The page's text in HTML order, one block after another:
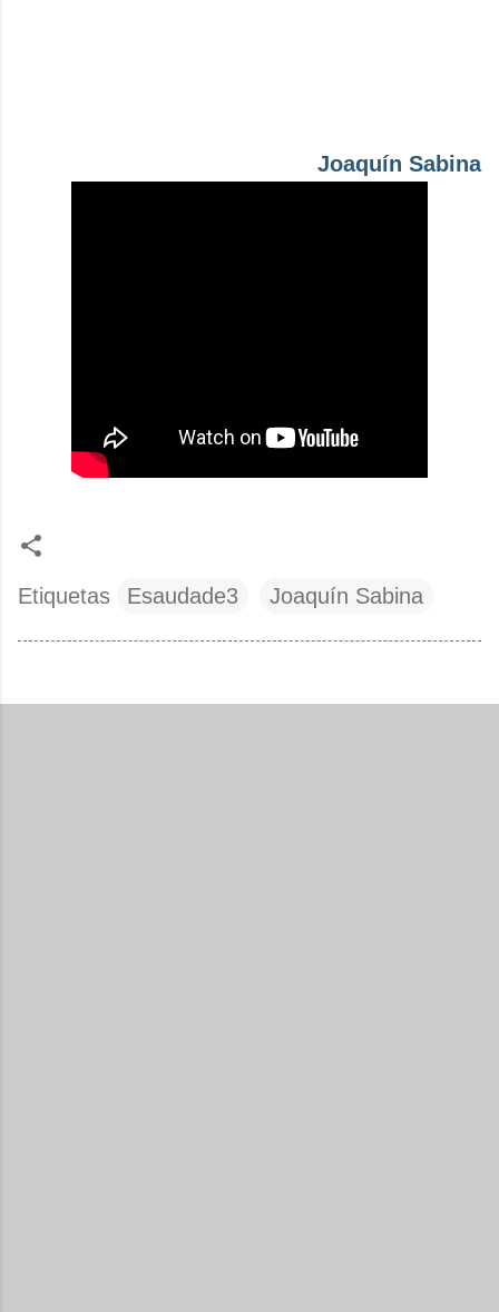
Joaquín Sabina
Etiquetas Esaudade3 Joaquín Sabina